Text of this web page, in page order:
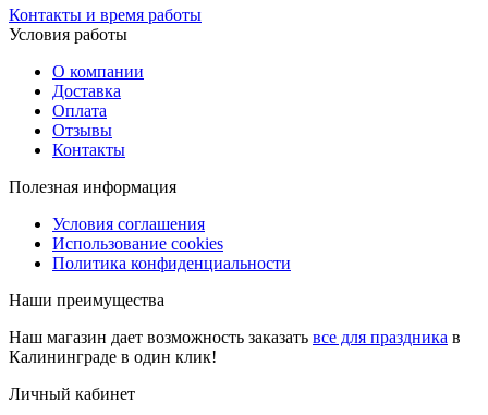
Контакты и время работы
Условия работы
О компании
Доставка
Оплата
Отзывы
Контакты
Полезная информация
Условия соглашения
Использование cookies
Политика конфиденциальности
Наши преимущества
Наш магазин дает возможность заказать все для праздника в
Калининграде в один клик!
Личный кабинет